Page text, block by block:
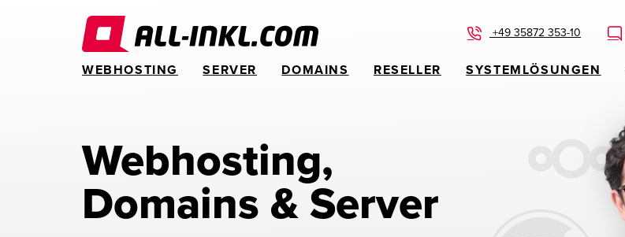
+49 35872 353-10
WEBHOSTING SERVER DOMAINS RESELLER SYSTEMLÖSUNGEN
Webhosting,
Domains & Server